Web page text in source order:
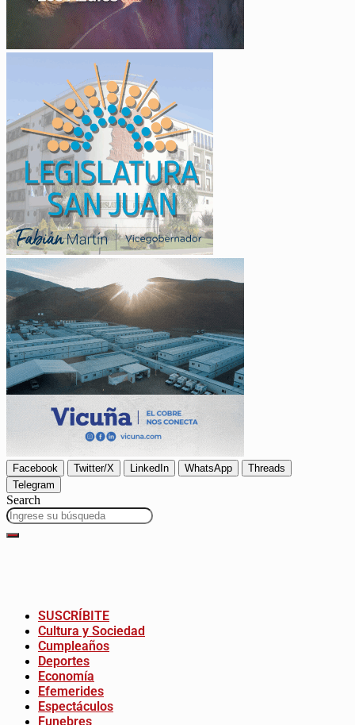
Facebook Twitter/X LinkedIn WhatsApp
Threads
Telegram
Search
SUSCRÍBITE
Cultura y Sociedad
Cumpleaños
Deportes
Economía
Efemerides
Espectáculos
Funebres